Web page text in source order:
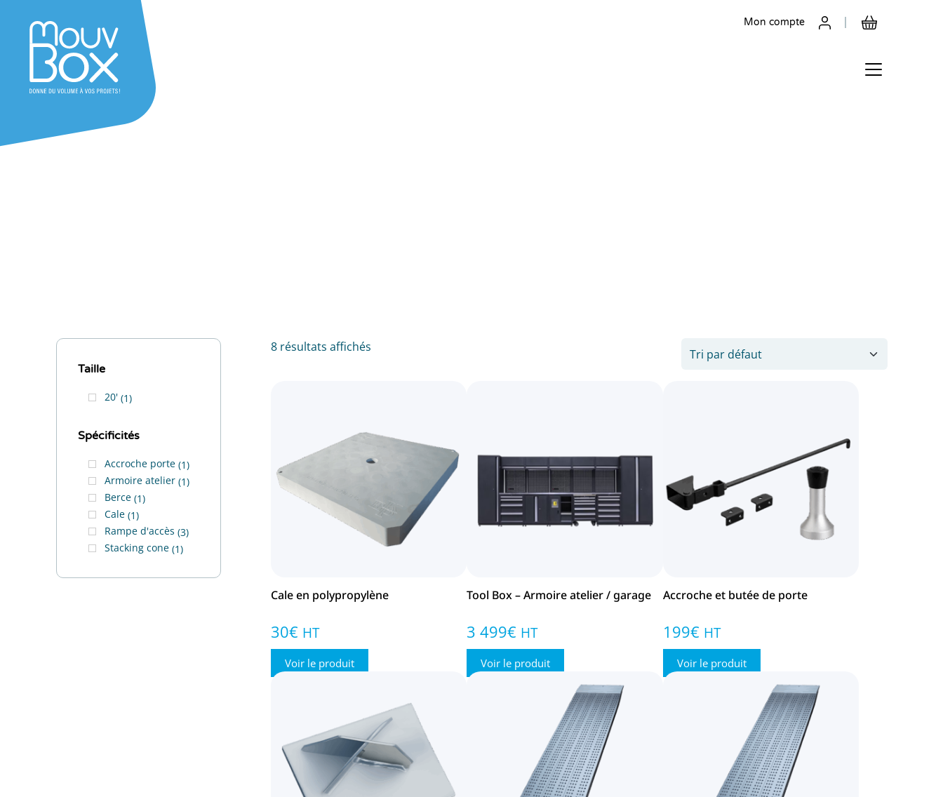
Mon compte
Taille
20' 1
Spécificités
Accroche porte 1
Armoire atelier 1
Berce 1
Cale 1
Rampe d'accès 3
Stacking cone 1
8 résultats affichés
Cale en polypropylène
30€ HT
Voir le produit
Tool Box – Armoire atelier / garage
3 499€ HT
Voir le produit
Accroche et butée de porte
199€ HT
Voir le produit